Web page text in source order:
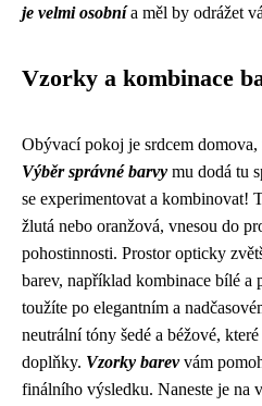
je velmi osobnía měl by odrážet
Vzorky a kombinace
Obývací pokoj je srdcem domova,
Výběr správné barvy mu dodá tu
se experimentovat a kombinovat!
žlutá nebo oranžová, vnesou do
pohostinnosti. Prostor opticky
barev, například kombinace bílé a
toužíte po elegantním a
neutrální tóny šedé a béžové,
doplňky. Vzorky barevvám
finálního výsledku. Naneste je na